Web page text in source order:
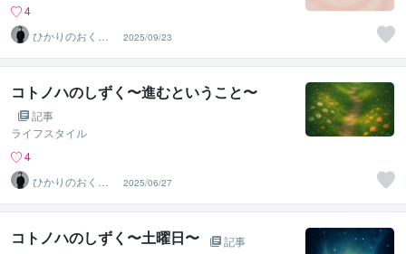
4
ひかりのおくり
て〜SinMa〜
2025/09/23
コトノハのしずく〜進むということ〜
記事
ライフスタイル
4
ひかりのおくり
て〜SinMa〜
2025/06/27
コトノハのしずく〜土曜日〜
記事